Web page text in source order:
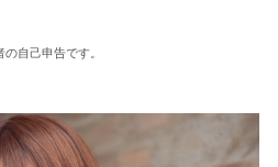
自己申告です。